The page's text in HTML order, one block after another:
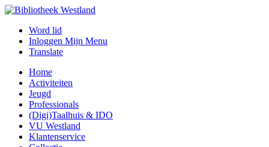
Word lid
Inloggen Mijn Menu
Translate
Home
Activiteiten
Jeugd
Professionals
(Digi)Taalhuis & IDO
VU Westland
Klantenservice